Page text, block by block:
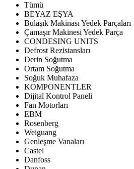
Tümü
BEYAZ EŞYA
Bulaşık Makinası Yedek Parçaları
Çamaşır Makinesi Yedek Parça
CONDESING UNITS
Defrost Rezistansları
Derin Soğutma
Ortam Soğutma
Soğuk Muhafaza
KOMPONENTLER
Dijital Kontrol Paneli
Fan Motorları
EBM
Rosenberg
Weiguang
Genleşme Vanaları
Castel
Danfoss